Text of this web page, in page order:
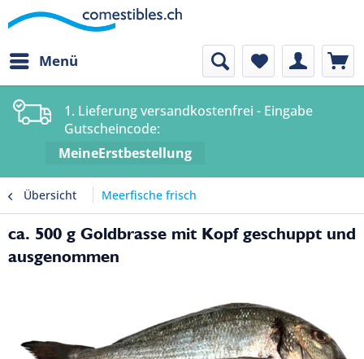
Menü
1. Lieferung versandkostenfrei - Eingabe
Gutscheincode:
MeineErstbestellung
Übersicht Meerfische frisch
ca. 500 g Goldbrasse mit Kopf geschuppt und
ausgenommen